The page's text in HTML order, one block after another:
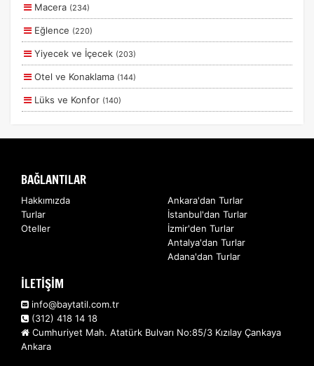
Otobüs Ile
Uçak Ile
Ekstralar Dahil
Macera (234)
Eğlence (220)
Yiyecek ve İçecek (203)
Otel ve Konaklama (144)
Lüks ve Konfor (140)
Ulaşım ve Transfer
Kurumsal Etkinlikler
BAĞLANTILAR
Hakkımızda
Turlar
Oteller
Ankara'dan Turlar
İstanbul'dan Turlar
İzmir'den Turlar
Antalya'dan Turlar
Adana'dan Turlar
İLETİŞİM
info@baytatil.com.tr
(312) 418 14 18
Cumhuriyet Mah. Atatürk Bulvarı No:85/3 Kızılay Çankaya
Ankara